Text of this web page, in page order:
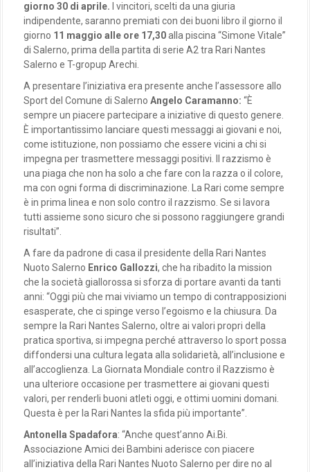
giorno 30 di aprile.
I vincitori, scelti da una giuria
indipendente, saranno premiati con dei buoni libro il giorno il
giorno 11 maggio alle ore 17,30alla piscina “Simone Vitale”
di Salerno, prima della partita di serie A2 tra Rari Nantes
Salerno e T-gropup Arechi.
A presentare l’iniziativa era presente anche l’assessore allo
Sport del Comune di Salerno Angelo Caramanno: “È
sempre un piacere partecipare a iniziative di questo genere.
È importantissimo lanciare questi messaggi ai giovani e noi,
come istituzione, non possiamo che essere vicini a chi si
impegna per trasmettere messaggi positivi. Il razzismo è
una piaga che non ha solo a che fare con la razza o il colore,
ma con ogni forma di discriminazione. La Rari come sempre
è in prima linea e non solo contro il razzismo. Se si lavora
tutti assieme sono sicuro che si possono raggiungere grandi
risultati”.
A fare da padrone di casa il presidente della Rari Nantes
Nuoto Salerno Enrico Gallozzi, che ha ribadito la mission
che la società giallorossa si sforza di portare avanti da tanti
anni: “Oggi più che mai viviamo un tempo di contrapposizioni
esasperate, che ci spinge verso l’egoismo e la chiusura. Da
sempre la Rari Nantes Salerno, oltre ai valori propri della
pratica sportiva, si impegna perché attraverso lo sport possa
diffondersi una cultura legata alla solidarietà, all’inclusione e
all’accoglienza. La Giornata Mondiale contro il Razzismo è
una ulteriore occasione per trasmettere ai giovani questi
valori, per renderli buoni atleti oggi, e ottimi uomini domani.
Questa è per la Rari Nantes la sfida più importante”.
Antonella Spadafora: “Anche quest’anno Ai.Bi.
Associazione Amici dei Bambini aderisce con piacere
all’iniziativa della Rari Nantes Nuoto Salerno per dire no al